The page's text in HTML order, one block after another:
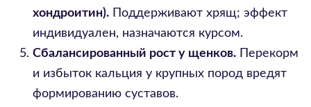
хондроитин). Поддерживают хрящ; эффект
индивидуален, назначаются курсом.
Сбалансированный рост у щенков. Перекорм
и избыток кальция у крупных пород вредят
формированию суставов.